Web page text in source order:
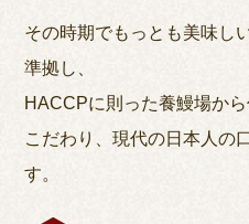
その時期でもっとも美味し
準拠し、
HACCPに則った養鰻場か
こだわり、現代の日本人の
す。